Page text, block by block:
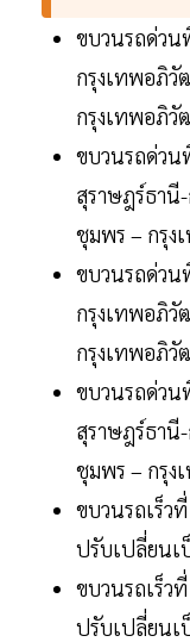
ขบวนรถด่วน
กรุงเทพอภิ
กรุงเทพอภิ
ขบวนรถด่วน
สุราษฎร์ธา
ชุมพร – กรุ
ขบวนรถด่วน
กรุงเทพอภิ
กรุงเทพอภิ
ขบวนรถด่วน
สุราษฎร์ธา
ชุมพร – กรุ
ขบวนรถเร็ว
ปรับเปลี่ยน
ขบวนรถเร็ว
ปรับเปลี่ยนเ